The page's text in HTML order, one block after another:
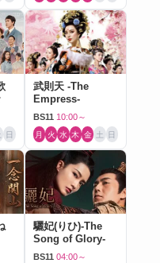
日
武則天 -The
Empress-
BS11 10:00～
月 火 水 木 金 土 日
驪妃(りひ)-The
Song of Glory-
BS11 04:00～